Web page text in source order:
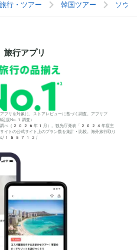
行・ツアー 韓国ツアー ソウ
旅行アプリ
リを対象に、ストアレビューに基づく調査。アプリブ
度No.1調査）
ブ調べ（2026年1月）。観光庁発表「2024年度主
トの公式サイト上のプラン数を集計・比較。海外旅行取り
155712/